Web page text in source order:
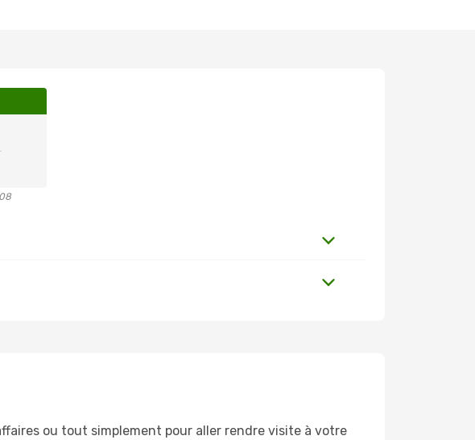
ou tout simplement pour aller rendre visite à votre